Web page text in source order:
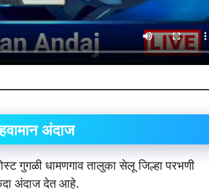
अंदाज
गुगळी धामणगाव तालुका सेलू जिल्हा परभणी
अंदाज देत आहे.